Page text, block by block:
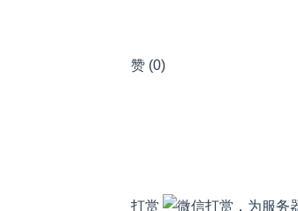
赞 (0)
打赏